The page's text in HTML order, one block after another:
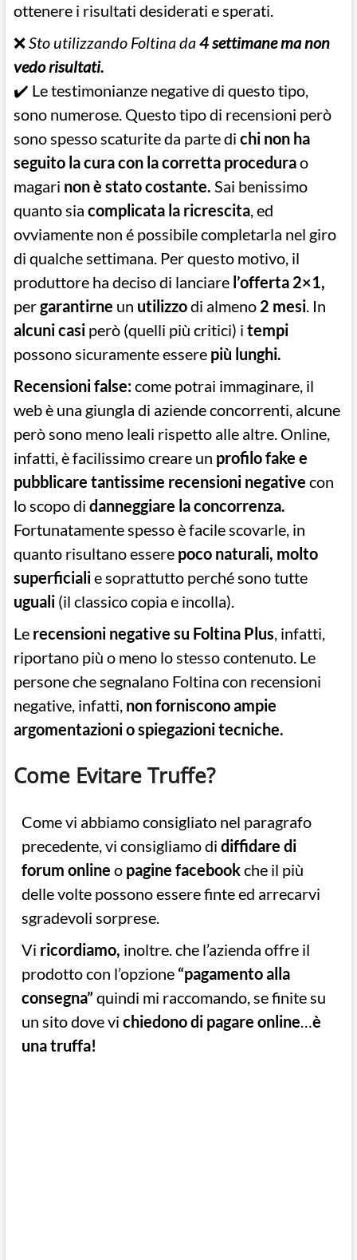
ottenere i risultati desiderati e sperati.
❌Sto utilizzando Foltina da4 settimane ma non
vedo risultati.
✔️ Le testimonianze negative di questo tipo,
sono numerose. Questo tipo di recensioni però
sono spesso scaturite da parte di chi non ha
seguito la cura con la corretta procedurao
magari non è stato costante. Sai benissimo
quanto sia complicata la ricrescita, ed
ovviamente non é possibile completarla nel giro
di qualche settimana. Per questo motivo, il
produttore ha deciso di lanciare l’offerta 2×1,
pergarantirne un utilizzodi almeno 2 mesi. In
alcuni casiperò (quelli più critici) i tempi
possono sicuramente essere più lunghi.
Recensioni false:come potrai immaginare, il
web è una giungla di aziende concorrenti, alcune
però sono meno leali rispetto alle altre. Online,
infatti, è facilissimo creare un profilo fake e
pubblicare tantissime recensioni negative con
lo scopo di danneggiare la concorrenza.
Fortunatamente spesso è facile scovarle, in
quanto risultano essere poco naturali, molto
superficialie soprattutto perché sono tutte
uguali(il classico copia e incolla).
Le recensioni negative su Foltina Plus, infatti,
riportano più o meno lo stesso contenuto. Le
persone che segnalano Foltina con recensioni
negative, infatti, non forniscono ampie
argomentazioni o spiegazioni tecniche.
Come Evitare Truffe?
Come vi abbiamo consigliato nel paragrafo
precedente, vi consigliamo di diffidare di
forum online o pagine facebookche il più
delle volte possono essere finte ed arrecarvi
sgradevoli sorprese.
Vi ricordiamo, inoltre. che l’azienda offre il
prodotto con l’opzione “pagamento alla
consegna” quindi mi raccomando, se finite su
un sito dove vi chiedono di pagare online…è
una truffa!